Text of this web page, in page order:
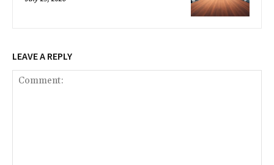
LEAVE A REPLY